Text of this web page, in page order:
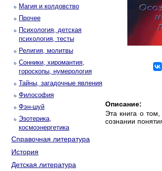
Магия и колдовство
Прочее
Психология, детская
психология, тесты
Религия, молитвы
Сонники, хиромантия,
гороскопы, нумерология
Тайны, загадочные явления
Философия
Фэн-шуй
Эзотерика,
космоэнергетика
Справочная литература
История
Детская литература
Описание:
Эта книга о
сознании